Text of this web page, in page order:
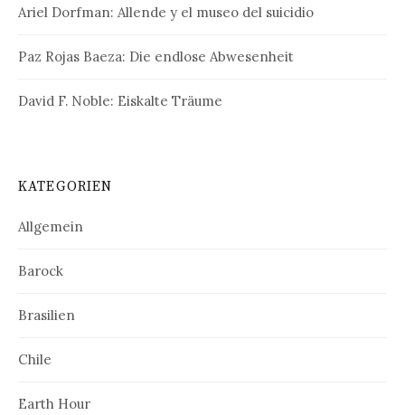
Ariel Dorfman: Allende y el museo del suicidio
Paz Rojas Baeza: Die endlose Abwesenheit
David F. Noble: Eiskalte Träume
KATEGORIEN
Allgemein
Barock
Brasilien
Chile
Earth Hour